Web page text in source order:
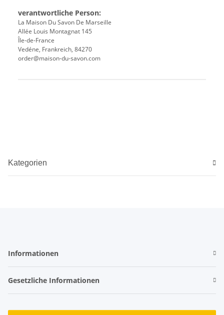
verantwortliche Person:
La Maison Du Savon De Marseille
Allée Louis Montagnat 145
Île-de-France
Vedéne, Frankreich, 84270
order@maison-du-savon.com
Kategorien
Informationen
Gesetzliche Informationen